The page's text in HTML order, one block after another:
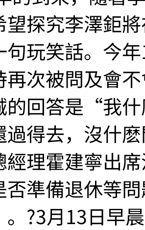
望探究李澤鉅
句玩笑話。今
再次被問及會
的回答是“我
過得去，沒什
經理霍建寧出
否準備退休等
?3月13日早